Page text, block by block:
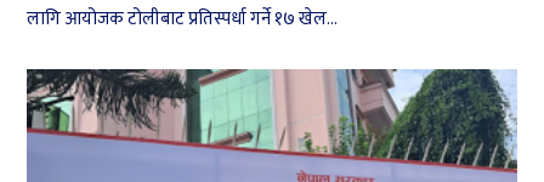
लागि आयोजक टोलीबाट प्रतिस्पर्धा गर्ने १७ खेल...